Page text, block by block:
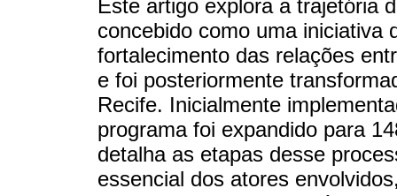
Este artigo explora a trajetória
concebido como uma iniciativa
fortalecimento das relações
e foi posteriormente
Recife. Inicialmente
programa foi expandido para
detalha as etapas desse
essencial dos atores